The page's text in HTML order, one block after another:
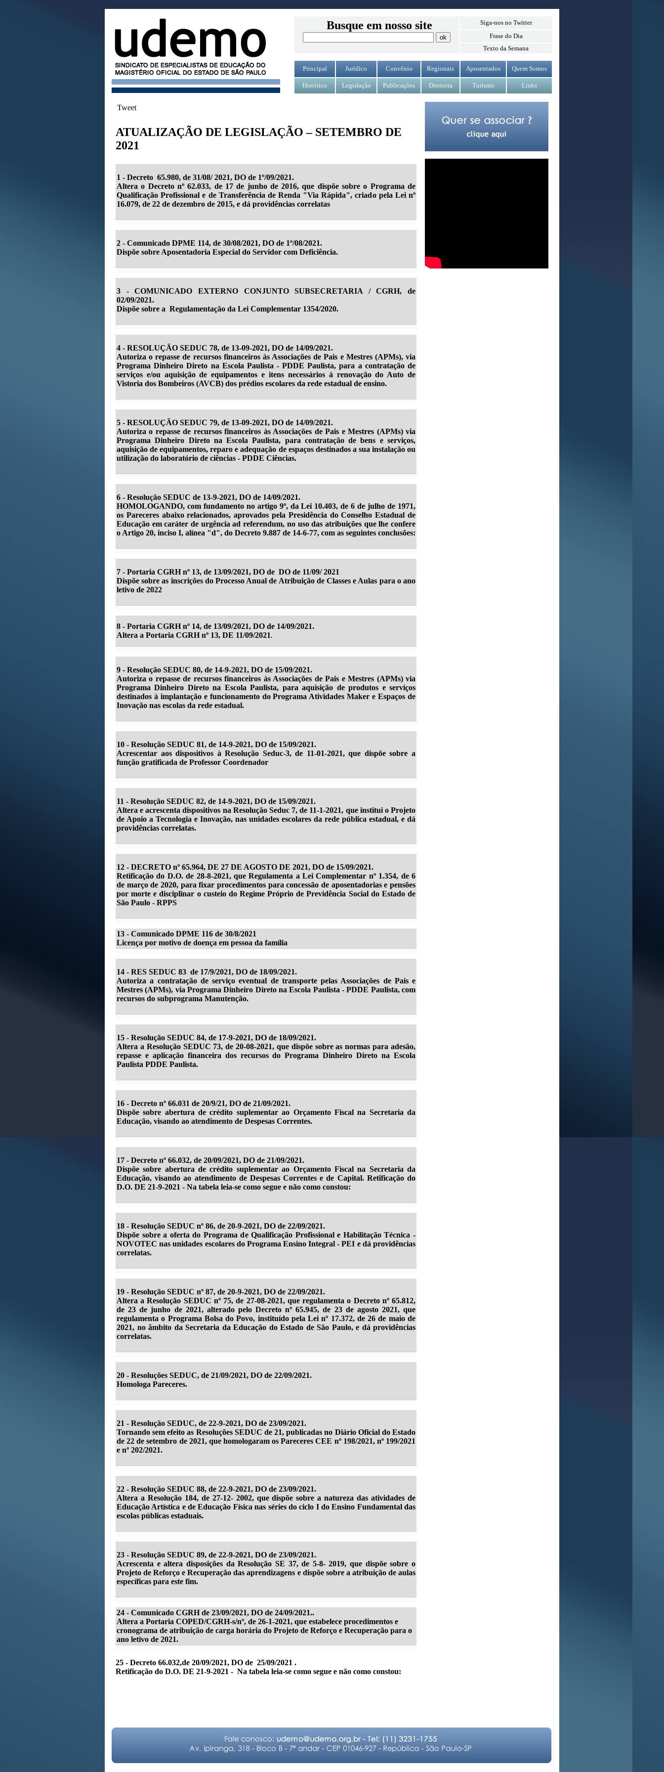
Busque em nosso site
Siga-nos no Twitter
Frase do Dia
Texto da Semana
Principal Jurídico Convênio Regionais Aposentados Quem Somos
Histórico Legislação Publicações Diretoria Turismo Links
Tweet
ATUALIZAÇÃO DE LEGISLAÇÃO – SETEMBRO DE
2021
1 - Decreto 65.980, de 31/08/ 2021, DO de 1º/09/2021.
Altera o Decreto nº 62.033, de 17 de junho de 2016, que dispõe sobre o Programa de
Qualificação Profissional e de Transferência de Renda "Via Rápida", criado pela Lei nº
16.079, de 22 de dezembro de 2015, e dá providências correlatas
2 - Comunicado DPME 114, de 30/08/2021, DO de 1º/08/2021.
Dispõe sobre Aposentadoria Especial do Servidor com Deficiência.
3 - COMUNICADO EXTERNO CONJUNTO SUBSECRETARIA / CGRH, de
02/09/2021.
Dispõe sobre a Regulamentação da Lei Complementar 1354/2020.
4 - RESOLUÇÃO SEDUC 78, de 13-09-2021, DO de 14/09/2021.
Autoriza o repasse de recursos financeiros às Associações de Pais e Mestres (APMs), via
Programa Dinheiro Direto na Escola Paulista - PDDE Paulista, para a contratação de
serviços e/ou aquisição de equipamentos e itens necessários à renovação do Auto de
Vistoria dos Bombeiros (AVCB) dos prédios escolares da rede estadual de ensino.
5 - RESOLUÇÃO SEDUC 79, de 13-09-2021, DO de 14/09/2021.
Autoriza o repasse de recursos financeiros às Associações de Pais e Mestres (APMs) via
Programa Dinheiro Direto na Escola Paulista, para contratação de bens e serviços,
aquisição de equipamentos, reparo e adequação de espaços destinados a sua instalação ou
utilização do laboratório de ciências - PDDE Ciências.
6 - Resolução SEDUC de 13-9-2021, DO de 14/09/2021.
HOMOLOGANDO, com fundamento no artigo 9º, da Lei 10.403, de 6 de julho de 1971,
os Pareceres abaixo relacionados, aprovados pela Presidência do Conselho Estadual de
Educação em caráter de urgência ad referendum, no uso das atribuições que lhe confere
o Artigo 20, inciso I, alínea "d", do Decreto 9.887 de 14-6-77, com as seguintes conclusões:
7 - Portaria CGRH nº 13, de 13/09/2021, DO de DO de 11/09/ 2021
Dispõe sobre as inscrições do Processo Anual de Atribuição de Classes e Aulas para o ano
letivo de 2022
8 - Portaria CGRH nº 14, de 13/09/2021, DO de 14/09/2021.
Altera a Portaria CGRH nº 13, DE 11/09/2021.
9 - Resolução SEDUC 80, de 14-9-2021, DO de 15/09/2021.
Autoriza o repasse de recursos financeiros às Associações de Pais e Mestres (APMs) via
Programa Dinheiro Direto na Escola Paulista, para aquisição de produtos e serviços
destinados à implantação e funcionamento do Programa Atividades Maker e Espaços de
Inovação nas escolas da rede estadual.
10 - Resolução SEDUC 81, de 14-9-2021, DO de 15/09/2021.
Acrescentar aos dispositivos à Resolução Seduc-3, de 11-01-2021, que dispõe sobre a
função gratificada de Professor Coordenador
11 - Resolução SEDUC 82, de 14-9-2021, DO de 15/09/2021.
Altera e acrescenta dispositivos na Resolução Seduc 7, de 11-1-2021, que institui o Projeto
de Apoio a Tecnologia e Inovação, nas unidades escolares da rede pública estadual, e dá
providências correlatas.
12 - DECRETO nº 65.964, DE 27 DE AGOSTO DE 2021, DO de 15/09/2021.
Retificação do D.O. de 28-8-2021, que Regulamenta a Lei Complementar nº 1.354, de 6
de março de 2020, para fixar procedimentos para concessão de aposentadorias e pensões
por morte e disciplinar o custeio do Regime Próprio de Previdência Social do Estado de
São Paulo - RPPS
13 - Comunicado DPME 116 de 30/8/2021
Licença por motivo de doença em pessoa da família
14 - RES SEDUC 83 de 17/9/2021, DO de 18/09/2021.
Autoriza a contratação de serviço eventual de transporte pelas Associações de Pais e
Mestres (APMs), via Programa Dinheiro Direto na Escola Paulista - PDDE Paulista, com
recursos do subprograma Manutenção.
15 - Resolução SEDUC 84, de 17-9-2021, DO de 18/09/2021.
Altera a Resolução SEDUC 73, de 20-08-2021, que dispõe sobre as normas para adesão,
repasse e aplicação financeira dos recursos do Programa Dinheiro Direto na Escola
Paulista PDDE Paulista.
16 - Decreto nº 66.031 de 20/9/21, DO de 21/09/2021.
Dispõe sobre abertura de crédito suplementar ao Orçamento Fiscal na Secretaria da
Educação, visando ao atendimento de Despesas Correntes.
17 - Decreto nº 66.032, de 20/09/2021, DO de 21/09/2021.
Dispõe sobre abertura de crédito suplementar ao Orçamento Fiscal na Secretaria da
Educação, visando ao atendimento de Despesas Correntes e de Capital.Retificação do
D.O. DE 21-9-2021 - Na tabela leia-se como segue e não como constou:
18 - Resolução SEDUC nº 86, de 20-9-2021, DO de 22/09/2021.
Dispõe sobre a oferta do Programa de Qualificação Profissional e Habilitação Técnica -
NOVOTEC nas unidades escolares do Programa Ensino Integral - PEI e dá providências
correlatas.
19 - Resolução SEDUC nº 87, de 20-9-2021, DO de 22/09/2021.
Altera a Resolução SEDUC nº 75, de 27-08-2021, que regulamenta o Decreto nº 65.812,
de 23 de junho de 2021, alterado pelo Decreto nº 65.945, de 23 de agosto 2021, que
regulamenta o Programa Bolsa do Povo, instituído pela Lei nº 17.372, de 26 de maio de
2021, no âmbito da Secretaria da Educação do Estado de São Paulo, e dá providências
correlatas.
20 - Resoluções SEDUC, de 21/09/2021, DO de 22/09/2021.
Homologa Pareceres.
21 - Resolução SEDUC, de 22-9-2021, DO de 23/09/2021.
Tornando sem efeito as Resoluções SEDUC de 21, publicadas no Diário Oficial do Estado
de 22 de setembro de 2021, que homologaram os Pareceres CEE nº 198/2021, nº 199/2021
e nº 202/2021.
22 - Resolução SEDUC 88, de 22-9-2021, DO de 23/09/2021.
Altera a Resolução 184, de 27-12- 2002, que dispõe sobre a natureza das atividades de
Educação Artística e de Educação Física nas séries do ciclo I do Ensino Fundamental das
escolas públicas estaduais.
23 - Resolução SEDUC 89, de 22-9-2021, DO de 23/09/2021.
Acrescenta e altera disposições da Resolução SE 37, de 5-8- 2019, que dispõe sobre o
Projeto de Reforço e Recuperação das aprendizagens e dispõe sobre a atribuição de aulas
específicas para este fim.
24 - Comunicado CGRH de 23/09/2021, DO de 24/09/2021..
Altera a Portaria COPED/CGRH-s/nº, de 26-1-2021, que estabelece procedimentos e
cronograma de atribuição de carga horária do Projeto de Reforço e Recuperação para o
ano letivo de 2021.
25 - Decreto 66.032,de 20/09/2021, DO de 25/09/2021 .
Retificação do D.O. DE 21-9-2021 - Na tabela leia-se como segue e não como constou: